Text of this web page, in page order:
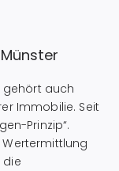
gehört auch
Immobilie. Seit
Prinzip“.
die